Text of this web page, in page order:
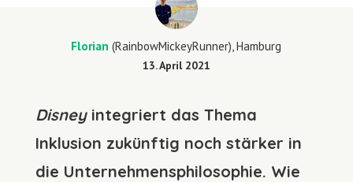
Florian(RainbowMickeyRunner), Hamburg
13. April 2021
Disneyintegriert das Thema
Inklusion zukünftig noch stärker in
die Unternehmensphilosophie. Wie